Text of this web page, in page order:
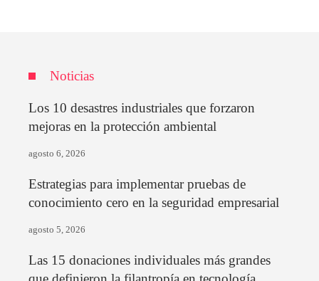
Noticias
Los 10 desastres industriales que forzaron
mejoras en la protección ambiental
agosto 6, 2026
Estrategias para implementar pruebas de
conocimiento cero en la seguridad empresarial
agosto 5, 2026
Las 15 donaciones individuales más grandes